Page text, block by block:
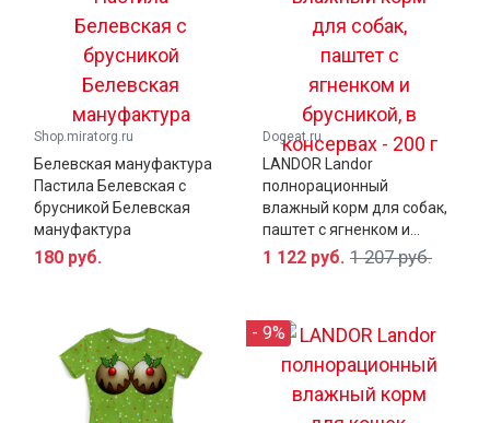
Shop.miratorg.ru
Белевская мануфактура
Пастила Белевская с
брусникой Белевская
мануфактура
180 руб.
Dogeat.ru
LANDOR Landor
полнорационный
влажный корм для собак,
паштет с ягненком и...
1 122 руб. 1 207 руб.
- 9%